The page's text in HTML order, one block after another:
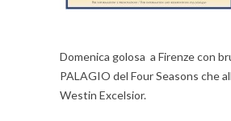
Domenica golosa a Firenze con
PALAGIO del Four Seasons che
Westin Excelsior.